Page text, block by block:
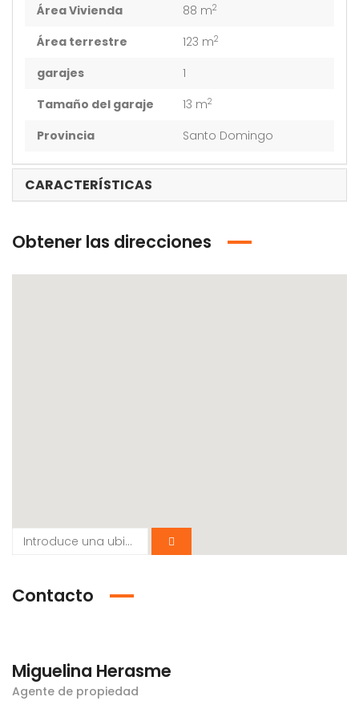
Área Vivienda
88 m2
Área terrestre 123 m2
garajes
1
Tamaño del garaje
13 m2
Provincia Santo Domingo
CARACTERÍSTICAS
Obtener las direcciones
Contacto
Miguelina Herasme
Agente de propiedad